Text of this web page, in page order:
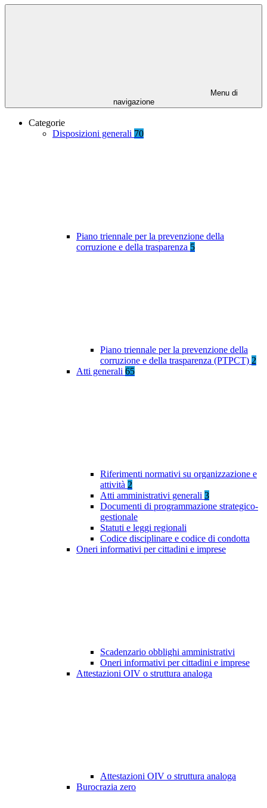
Menu di
navigazione
Categorie
Disposizioni generali 70
Piano triennale per la prevenzione della
corruzione e della trasparenza 5
Piano triennale per la prevenzione della
corruzione e della trasparenza (PTPCT) 2
Atti generali 65
Riferimenti normativi su organizzazione e
attività 2
Atti amministrativi generali 3
Documenti di programmazione strategico-
gestionale
Statuti e leggi regionali
Codice disciplinare e codice di condotta
Oneri informativi per cittadini e imprese
Scadenzario obblighi amministrativi
Oneri informativi per cittadini e imprese
Attestazioni OIV o struttura analoga
Attestazioni OIV o struttura analoga
Burocrazia zero